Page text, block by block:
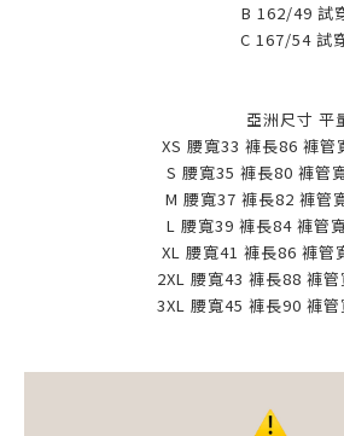
B 162/49 試
C 167/54 試
亞洲尺寸 平
XS 腰寬33 褲長86 褲管
S 腰寬35 褲長80 褲管
M 腰寬37 褲長82 褲管
L 腰寬39 褲長84 褲管
XL 腰寬41 褲長86 褲管
2XL 腰寬43 褲長88 褲
3XL 腰寬45 褲長90 褲